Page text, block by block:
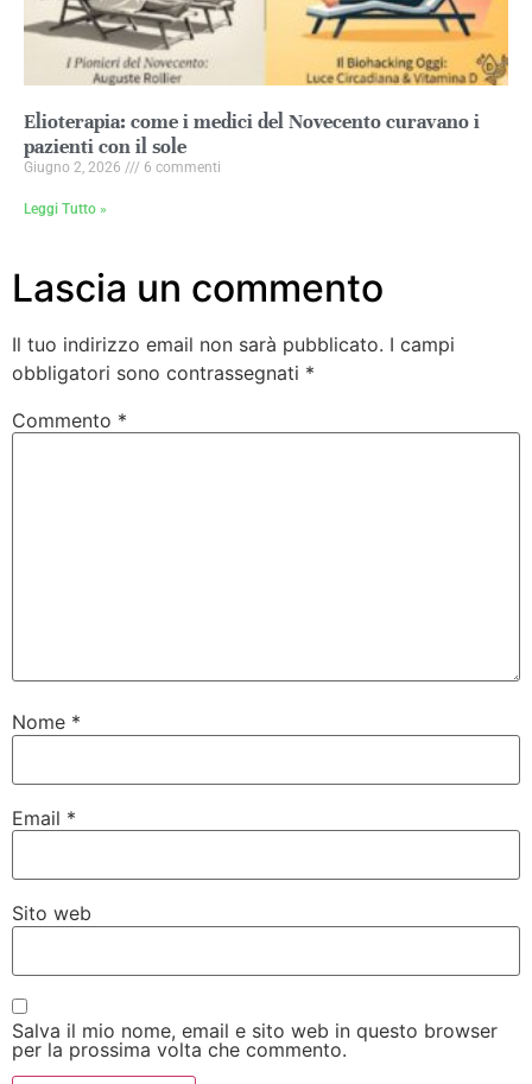
Elioterapia: come i medici del Novecento curavano i
pazienti con il sole
Giugno 2, 2026 6 commenti
Leggi Tutto »
Lascia un commento
Il tuo indirizzo email non sarà pubblicato. I campi
obbligatori sono contrassegnati *
Commento *
Nome *
Email *
Sito web
Salva il mio nome, email e sito web in questo browser
per la prossima volta che commento.